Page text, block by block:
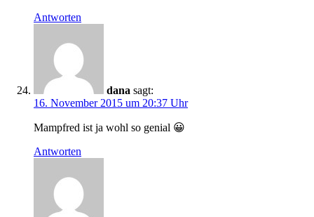
Antworten
dana sagt:
16. November 2015 um 20:37 Uhr
Mampfred ist ja wohl so genial 😀
Antworten